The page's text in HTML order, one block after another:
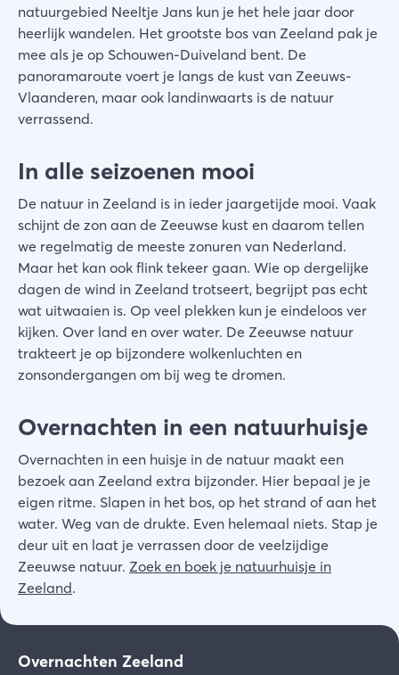
natuurgebied Neeltje Jans kun je het hele jaar door
heerlijk wandelen. Het grootste bos van Zeeland pak je
mee als je op Schouwen-Duiveland bent. De
panoramaroute voert je langs de kust van Zeeuws-
Vlaanderen, maar ook landinwaarts is de natuur
verrassend.
In alle seizoenen mooi
De natuur in Zeeland is in ieder jaargetijde mooi. Vaak
schijnt de zon aan de Zeeuwse kust en daarom tellen
we regelmatig de meeste zonuren van Nederland.
Maar het kan ook flink tekeer gaan. Wie op dergelijke
dagen de wind in Zeeland trotseert, begrijpt pas echt
wat uitwaaien is. Op veel plekken kun je eindeloos ver
kijken. Over land en over water. De Zeeuwse natuur
trakteert je op bijzondere wolkenluchten en
zonsondergangen om bij weg te dromen.
Overnachten in een natuurhuisje
Overnachten in een huisje in de natuur maakt een
bezoek aan Zeeland extra bijzonder. Hier bepaal je je
eigen ritme. Slapen in het bos, op het strand of aan het
water. Weg van de drukte. Even helemaal niets. Stap je
deur uit en laat je verrassen door de veelzijdige
Zeeuwse natuur. Zoek en boek je natuurhuisje in
Zeeland.
Overnachten Zeeland